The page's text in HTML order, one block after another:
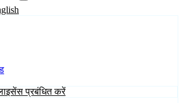
प्रबंधित करें